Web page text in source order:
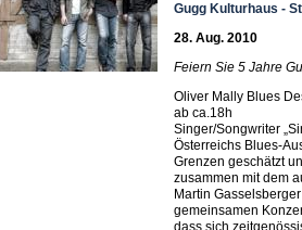
Gugg Kulturhaus -
28. Aug. 2010
Feiern Sie 5 Jahre
Oliver Mally Blues
ab ca.18h
Singer/Songwriter
Österreichs Blues-
Grenzen geschätzt
zusammen mit dem
Martin
gemeinsamen
dass sich